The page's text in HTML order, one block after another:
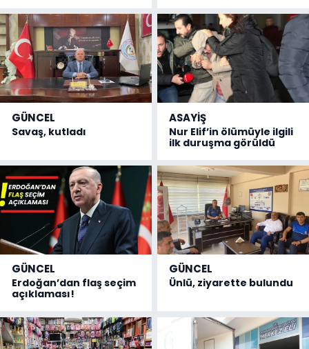
GÜNCEL
Savaş, kutladı
ASAYİŞ
Nur Elif’in ölümüyle ilgili
ilk duruşma görüldü
GÜNCEL
Erdoğan’dan flaş seçim
açıklaması!
GÜNCEL
Ünlü, ziyarette bulundu